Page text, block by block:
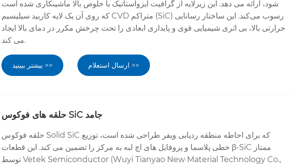
شود، ارائه می دهد. این زیرلایه از گرافیت ایزواستاتیک با خلوص بالا ماشینکاری شده است
که روی آن یک لایه کاربید سیلیسیم CVD متراکم (SiC) رسوب می‌کند. این ساختار رسانایی
حرارتی بالا، بی اثری شیمیایی قوی و پایداری ابعادی را تحت چرخش مکرر در دمای بالا ایجاد
می کند.
بیشتر ببینید >> ارسال استعلام >>
حلقه های فوکوس SiC جامد
حلقه فوکوس Solid SiC که برای احاطه منطقه ردیابی ویفر طراحی شده است، توزیع
خطی پلاسما و پروفایل های اچ لبه به مرکز را تضمین می کند. این قطعات β-SiC ممتاز
توسط Vetek Semiconductor (Wuyi Tianyao New Material Technology Co.,